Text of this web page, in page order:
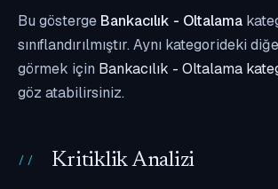
Bu gösterge Bankacılık - Oltalama
sınıflandırılmıştır. Aynı kategorideki
görmek için Bankacılık - Oltalama
göz atabilirsiniz.
Kritiklik Analizi